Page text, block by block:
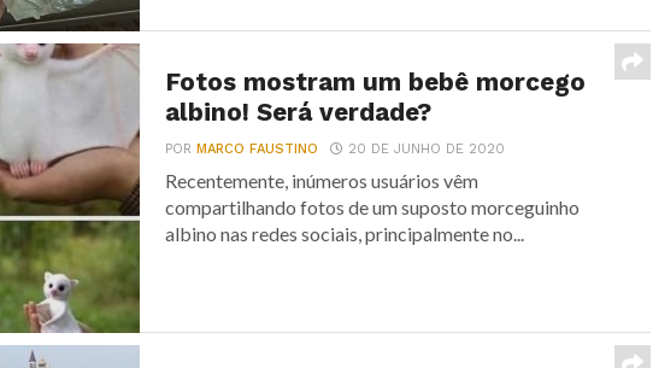
Fotos mostram um bebê morcego
albino! Será verdade?
PORMARCO FAUSTINO 20 DE JUNHO DE 2020
Recentemente, inúmeros usuários vêm
compartilhando fotos de um suposto morceguinho
albino nas redes sociais, principalmente no...